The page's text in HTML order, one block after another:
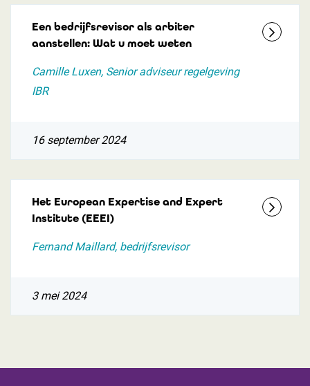
Een bedrijfsrevisor als arbiter
aanstellen: Wat u moet weten
Camille Luxen, Senior adviseur regelgeving
IBR
16 september 2024
Het European Expertise and Expert
Institute (EEEI)
Fernand Maillard, bedrijfsrevisor
3 mei 2024